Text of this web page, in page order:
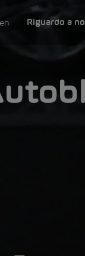
Riguardo a noi